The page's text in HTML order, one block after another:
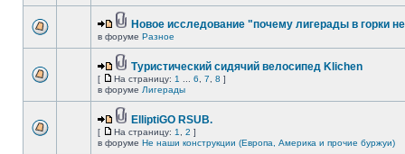
Новое исследование "почему лигерады в горки
в форуме Разное
Туристический сидячий велосипед Klichen
[ На страницу: 1 6 7 8 ]
в форуме Лигерады
ElliptiGO RSUB.
[ На страницу: 1 2 ]
в форуме Не наши конструкции (Европа, Америка и прочие буржуи)